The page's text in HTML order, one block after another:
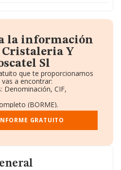
la información
Cristaleria Y
Sl
que te proporcionamos
a encontrar:
Denominación, CIF,
(BORME).
Ventas y Empleados.
y Administradores.
complementaria.
GRATUITO